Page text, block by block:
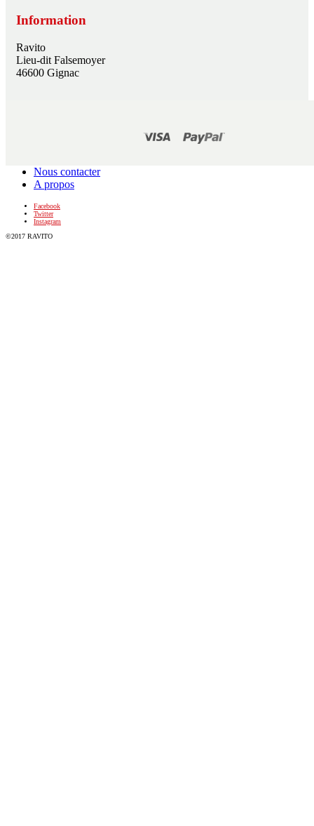
Information
Ravito
Lieu-dit Falsemoyer
46600 Gignac
Nous contacter
A propos
Facebook
Twitter
Instagram
©2017 RAVITO